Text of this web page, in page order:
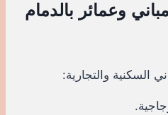
وعمائر بالدمام
السكنية والتجارية: